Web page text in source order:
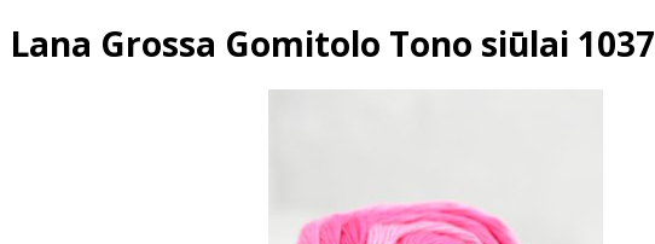
Lana Grossa Gomitolo Tono siūlai 1037